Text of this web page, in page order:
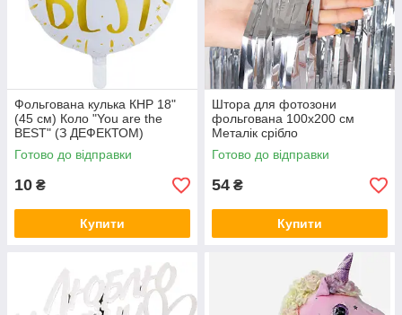
Фольгована кулька КНР 18"
(45 см) Коло "You are the
BEST" (З ДЕФЕКТОМ)
Готово до відправки
10 ₴
Купити
Штора для фотозони
фольгована 100х200 см
Металік срібло
Готово до відправки
54 ₴
Купити